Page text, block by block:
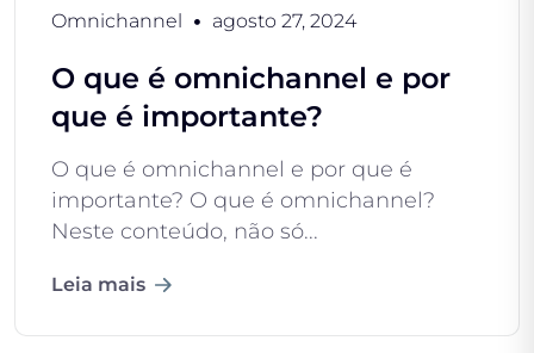
Omnichannel agosto 27, 2024
O que é omnichannel e por
que é importante?
O que é omnichannel e por que é
importante? O que é omnichannel?
Neste conteúdo, não só...
Leia mais